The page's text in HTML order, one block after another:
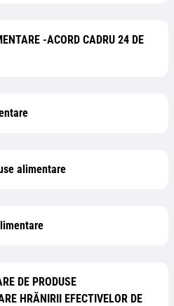
-ACORD CADRU 24 DE
alimentare
DE PRODUSE
HRĂNIRII EFECTIVELOR DE